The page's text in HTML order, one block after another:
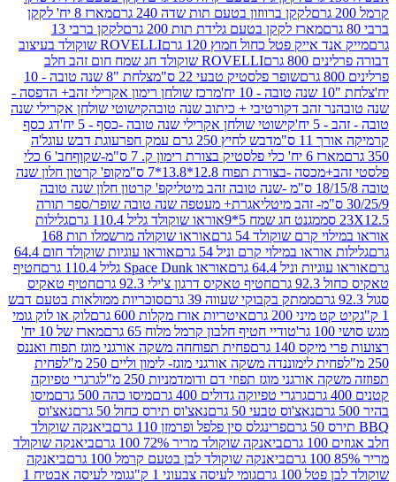
לקקן ברווזון בטעם תות שדה 240 גרם
מארז 8 יח' לקקן
מארז לקקן בטעם גלידת תות 200 גרם
לקקן ברבי 13
אייק פטל כחול חמוץ 120 גרם
ROVELLI שוקולד בעיצוב
גרם
ROVELLI שוקולד חג שמח חום זהב חלב
שופר פלסטיק טבעי 22 ס"מ
צלחת "8 שנה טובה - 10
מרכז שולחן רימון אקרילי זהב+ הדפסה -
זהב דקורטיבי + כיתוב שנה טובהקישוטי שולחן אקרילי שנה
קישוטי שולחן אקרילי שנה טובה -כסף - 5 יח'
דג כסף
ס"מ
דבש לחיץ 250 גרם עמק חפר
עוגת דבש עוגל'ה
בצורת רימון ק. 7 ס"מ-שקוף
חב' 6 כלי
-בצורת תפוח 12.8*13.8*7 ס"מ
קופ' קרטון חלון שנה
קפ' קרטון חלון שנה טובה
אגרת+ מעטפה שנה טובה שופר/ספר תורה
מגנט חג שמח 5*9
אוראו שוקולד גליל 110.4 גרם
גלילות
קרם שוקולד 54 גרם
אוראו שוקולה מרשמלו תות 168
במילוי קרם וניל 54 גרם
אוראו עוגיות שוקולד חום 64.4
וניל 64.4 גרם
אוראו Space Dunk גליל 110.4 גרם
חטיף
חטיף טאקיס דרגון צ'ילי 92.3 גרם
חטיף טאקיס
ממתק בקבוקי שעווה 39 גרם
סוכריות ממולאות בטעם דבש
200 גרם
איטריות אורז מקלות 600 גרם
לוק או לוק גומי
טודיי חטיף חלבון קרמל מלוח 65 גרם
מארז של 10 יח'
140 גרם
פחית תפוחחה משקה אורגני מוגז תפוח ואננס
לימוננדה משקה אורגני מוגז- לימון וליים 250 מ"ל
פחית
מוגז תפוזי דם ודומדמניות 250 מ"ל
גרגרי טפיוקה
גרגרי טפיוקה גדולים 400 גרם
מיסו כהה 500 גרם
מיסו
נאצ'וס טבעי 50 גרם
נאצ'וס תירס כחול 50 גרם
נאצ'וס
פרינגלס סין פלפל ופרמזן 110 גרם
ביאנקה שוקולד
ביאנקה שוקולד מריר 72% 100 גרם
ביאנקה שוקולד
ביאנקה שוקולד לבן בטעם קרמל 100 גרם
ביאנקה
גרם
גומי לעיסה צבעוני 1 ק"ג גומי לעיסה אבטיח 1